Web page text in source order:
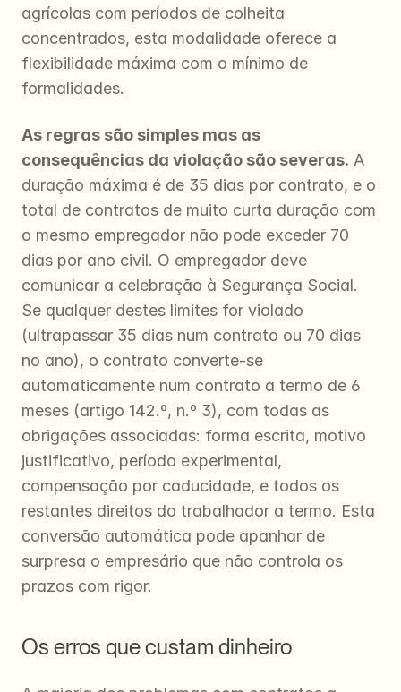
agrícolas com períodos de colheita
concentrados, esta modalidade oferece a
flexibilidade máxima com o mínimo de
formalidades.
As regras são simples mas as
consequências da violação são severas. A
duração máxima é de 35 dias por contrato, e o
total de contratos de muito curta duração com
o mesmo empregador não pode exceder 70
dias por ano civil. O empregador deve
comunicar a celebração à Segurança Social.
Se qualquer destes limites for violado
(ultrapassar 35 dias num contrato ou 70 dias
no ano), o contrato converte-se
automaticamente num contrato a termo de 6
meses (artigo 142.º, n.º 3), com todas as
obrigações associadas: forma escrita, motivo
justificativo, período experimental,
compensação por caducidade, e todos os
restantes direitos do trabalhador a termo. Esta
conversão automática pode apanhar de
surpresa o empresário que não controla os
prazos com rigor.
Os erros que custam dinheiro